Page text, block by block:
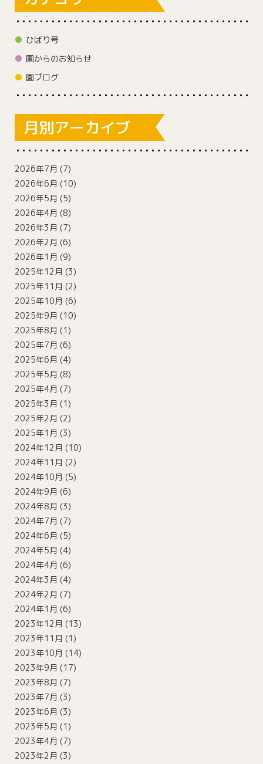
ひばり号
園からのお知らせ
園ブログ
月別アーカイブ
2026年7月 (7)
2026年6月 (10)
2026年5月 (5)
2026年4月 (8)
2026年3月 (7)
2026年2月 (6)
2026年1月 (9)
2025年12月 (3)
2025年11月 (2)
2025年10月 (6)
2025年9月 (10)
2025年8月 (1)
2025年7月 (6)
2025年6月 (4)
2025年5月 (8)
2025年4月 (7)
2025年3月 (1)
2025年2月 (2)
2025年1月 (3)
2024年12月 (10)
2024年11月 (2)
2024年10月 (5)
2024年9月 (6)
2024年8月 (3)
2024年7月 (7)
2024年6月 (5)
2024年5月 (4)
2024年4月 (6)
2024年3月 (4)
2024年2月 (7)
2024年1月 (6)
2023年12月 (13)
2023年11月 (1)
2023年10月 (14)
2023年9月 (17)
2023年8月 (7)
2023年7月 (3)
2023年6月 (3)
2023年5月 (1)
2023年4月 (7)
2023年2月 (3)